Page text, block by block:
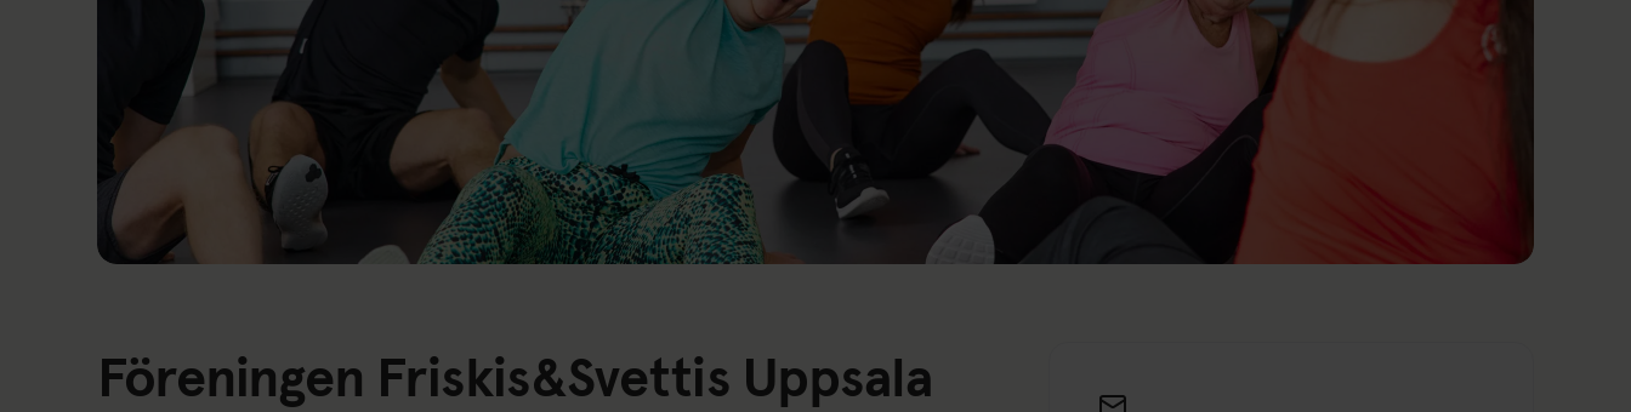
Föreningen Friskis&Svettis Uppsala